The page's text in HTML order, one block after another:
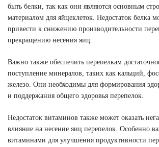
быть белки, так как они являются основным
материалом для яйцеклеток. Недостаток белка
привести к снижению производительности
прекращению несения яиц.
Важно также обеспечить перепелкам
поступление минералов, таких как кальций,
железо. Они необходимы для формирования
и поддержания общего здоровья перепелок.
Недостаток витаминов также может оказать
влияние на несение яиц перепелок. Особенно
витаминами для улучшения продуктивности